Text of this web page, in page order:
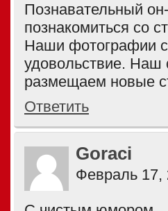
Познавательный
познакомиться со
Наши фотографии
удовольствие. Наш
размещаем новые
Ответить
Goraci
Февраль 17,